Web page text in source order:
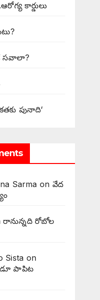
కార్డులు
సవాలా?
పునాది’
Sarma on వేద
‌రానున్నది రోబోల
Sista on
పాపిట